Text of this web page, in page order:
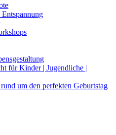
für Kinder | Jugendliche |
um den perfekten Geburtstag